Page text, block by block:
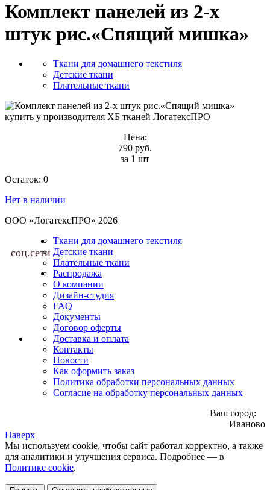
Комплект панелей из 2-х
штук рис.«Спящий мишка»
Ткани для домашнего текстиля
Детские ткани
Плательные ткани
Цена:
790 руб.
за 1 шт
Остаток: 0
Нет в наличии
ООО «ЛогатексПРО» 2026
соц.сети
Ткани для домашнего текстиля
Детские ткани
Плательные ткани
Распродажа
О компании
Дизайн-студия
FAQ
Документы
Договор оферты
Доставка и оплата
Контакты
Новости
Как оформить заказ
Политика обработки персональных данных
Согласие на обработку персональных данных
Ваш город:
Иваново
Наверх
Мы используем cookie, чтобы сайт работал корректно, а также
для аналитики и улучшения сервиса. Подробнее — в
Политике cookie.